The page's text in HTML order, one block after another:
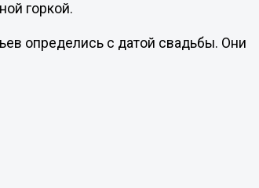
горкой.
определись с датой свадьбы. Они